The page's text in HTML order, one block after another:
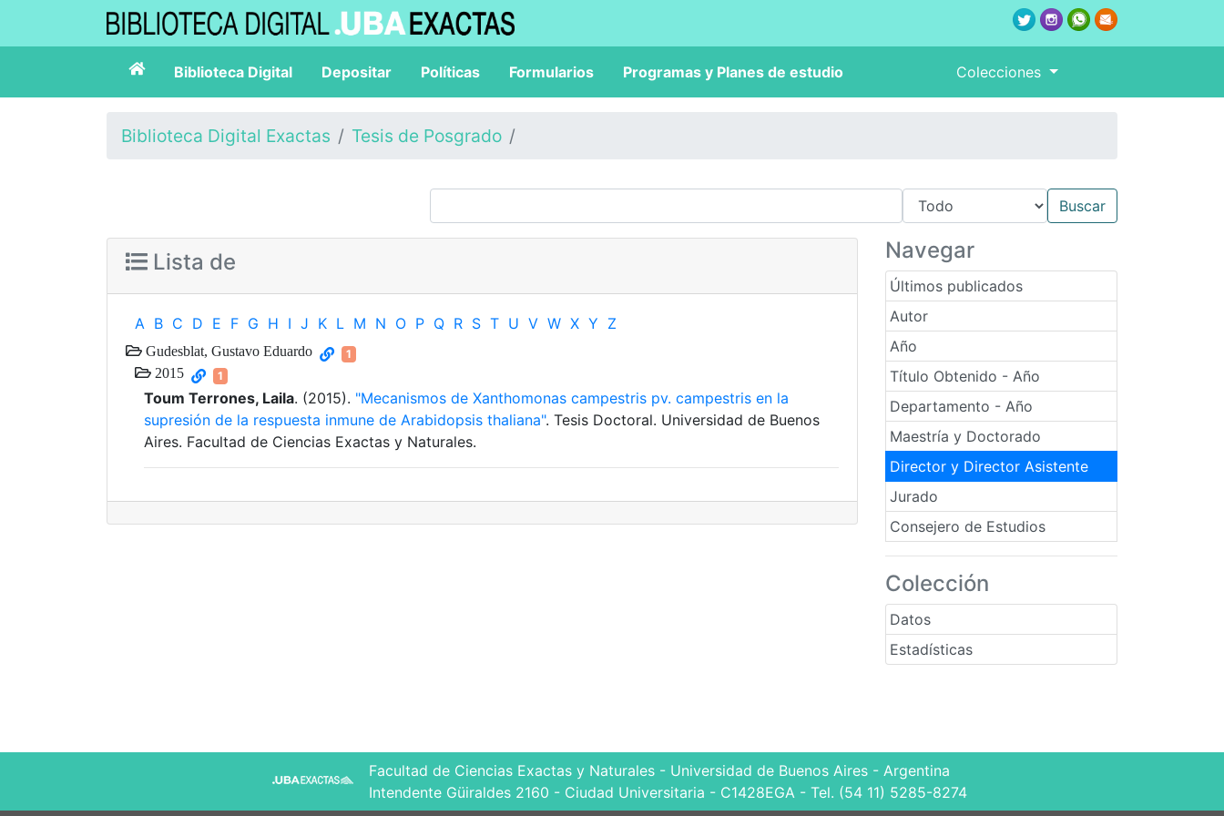
Biblioteca Digital Depositar Políticas Formularios Programas y Planes de estudio Colecciones
Biblioteca Digital Exactas Tesis de Posgrado
Navegar
Últimos publicados
Autor
Año
Título Obtenido - Año
Departamento - Año
Maestría y Doctorado
Director y Director Asistente
Jurado
Consejero de Estudios
Colección
Datos
Estadísticas
Lista de
A B C D E F G H I J K L M N O P Q R S T U V W X Y Z
Gudesblat, Gustavo Eduardo 1
2015 1
Toum Terrones, Laila. (2015). "Mecanismos de Xanthomonas campestris pv. campestris en la
supresión de la respuesta inmune de Arabidopsis thaliana". Tesis Doctoral. Universidad de Buenos
Aires. Facultad de Ciencias Exactas y Naturales.
Facultad de Ciencias Exactas y Naturales - Universidad de Buenos Aires - Argentina
Intendente Güiraldes 2160 - Ciudad Universitaria - C1428EGA - Tel. (54 11) 5285-8274